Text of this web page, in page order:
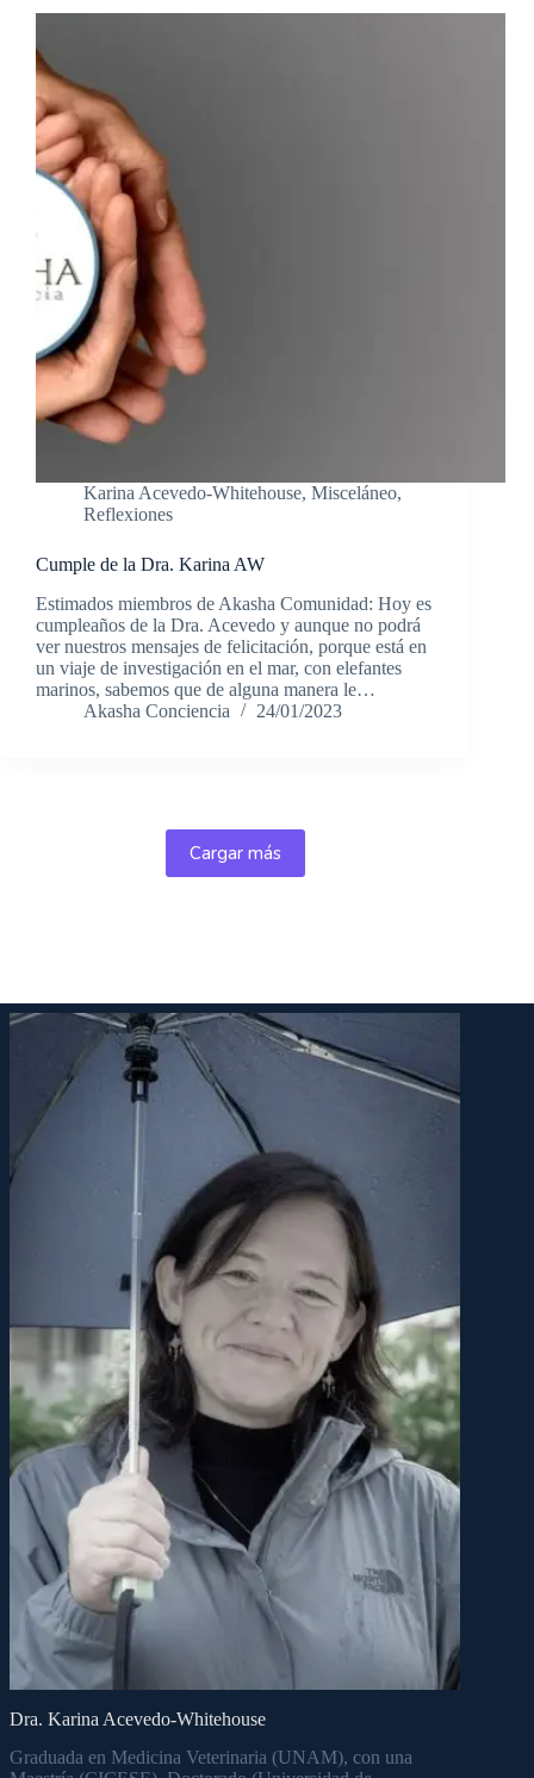
Karina Acevedo-Whitehouse, Misceláneo,
Reflexiones
Cumple de la Dra. Karina AW
Estimados miembros de Akasha Comunidad: Hoy es
cumpleaños de la Dra. Acevedo y aunque no podrá
ver nuestros mensajes de felicitación, porque está en
un viaje de investigación en el mar, con elefantes
marinos, sabemos que de alguna manera le…
Akasha Conciencia
24/01/2023
Cargar más
Dra. Karina Acevedo-Whitehouse
Graduada en Medicina Veterinaria (UNAM), con una